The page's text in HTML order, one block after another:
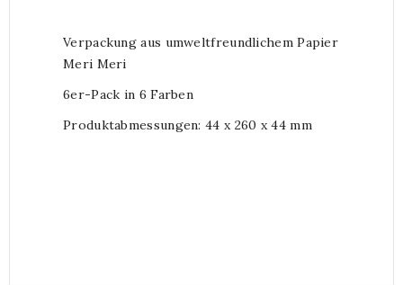
Verpackung aus umweltfreundlichem Papier
Meri Meri
6er-Pack in 6 Farben
Produktabmessungen: 44 x 260 x 44 mm